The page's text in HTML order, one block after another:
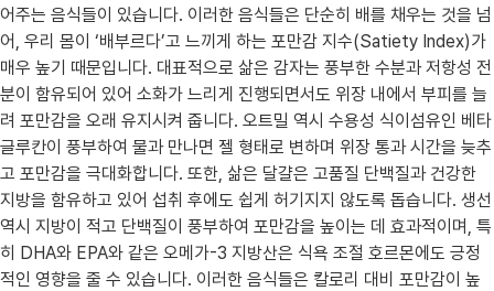
어주는 음식들이 있습니다. 이러한 음식들은 단순히 배를 채우는 것을 넘
어, 우리 몸이 ‘배부르다’고 느끼게 하는 포만감 지수(Satiety Index)가
매우 높기 때문입니다. 대표적으로 삶은 감자는 풍부한 수분과 저항성 전
분이 함유되어 있어 소화가 느리게 진행되면서도 위장 내에서 부피를 늘
려 포만감을 오래 유지시켜 줍니다. 오트밀 역시 수용성 식이섬유인 베타
글루칸이 풍부하여 물과 만나면 젤 형태로 변하며 위장 통과 시간을 늦추
고 포만감을 극대화합니다. 또한, 삶은 달걀은 고품질 단백질과 건강한
지방을 함유하고 있어 섭취 후에도 쉽게 허기지지 않도록 돕습니다. 생선
역시 지방이 적고 단백질이 풍부하여 포만감을 높이는 데 효과적이며, 특
히 DHA와 EPA와 같은 오메가-3 지방산은 식욕 조절 호르몬에도 긍정
적인 영향을 줄 수 있습니다. 이러한 음식들은 칼로리 대비 포만감이 높